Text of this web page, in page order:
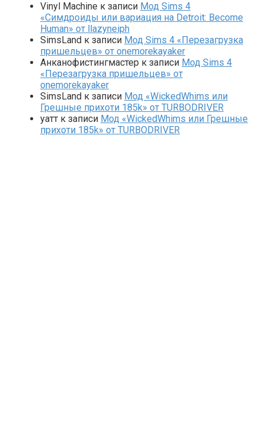
Vinyl Machine к записи Мод Sims 4
«Симдроиды или вариация на Detroit: Become
Human» от llazyneiph
SimsLand к записи Мод Sims 4 «Перезагрузка
пришельцев» от onemorekayaker
Анканофистингмастер к записи Мод Sims 4
«Перезагрузка пришельцев» от
onemorekayaker
SimsLand к записи Мод «WickedWhims или
Грешные прихоти 185k» от TURBODRIVER
yaтт к записи Мод «WickedWhims или Грешные
прихоти 185k» от TURBODRIVER